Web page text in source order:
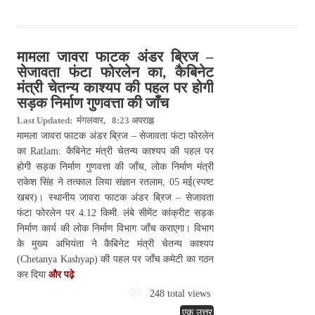
मामला जावरा फाटक अंडर ब्रिज –
सेजावता फंटा फोरलेन का, कैबिनेट
मंत्री चेतन्य काश्यप की पहल पर होगी
सड़क निर्माण गुणवत्ता की जाँच
Last Updated: मंगलवार, 8:23 अपराह्न
मामला जावरा फाटक अंडर ब्रिज – सेजावता फंटा फोरलेन
का Ratlam: कैबिनेट मंत्री चेतन्य काश्यप की पहल पर
होगी सड़क निर्माण गुणवत्ता की जाँच, लोक निर्माण मंत्री
राकेश सिंह ने तत्काल लिया संज्ञान रतलाम, 05 मई(स्पष्ट
खबर)। स्थानीय जावरा फाटक अंडर ब्रिज – सेजावता
फंटा फोरलेन पर 4.12 किमी. लंबे सीमेंट कांक्रीट सड़क
निर्माण कार्य की लोक निर्माण विभाग जाँच कराएगा। विभाग
के मुख्य अभियंता ने कैबिनेट मंत्री चेतन्य काश्यप
(Chetanya Kashyap) की पहल पर जाँच कमेटी का गठन
कर दिया और पढ़े
248 total views
एक उत्तर